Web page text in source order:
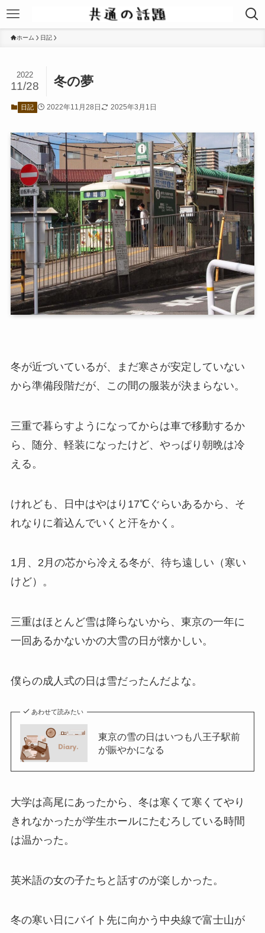
ホーム 日記
冬の夢
2022
11/28
日記 2022年11月28日 2025年3月1日
冬が近づいているが、まだ寒さが安定していない
から準備段階だが、この間の服装が決まらない。
三重で暮らすようになってからは車で移動するか
ら、随分、軽装になったけど、やっぱり朝晩は冷
える。
けれども、日中はやはり17℃ぐらいあるから、そ
れなりに着込んでいくと汗をかく。
1月、2月の芯から冷える冬が、待ち遠しい（寒い
けど）。
三重はほとんど雪は降らないから、東京の一年に
一回あるかないかの大雪の日が懐かしい。
僕らの成人式の日は雪だったんだよな。
あわせて読みたい
東京の雪の日はいつも八王子駅前
が賑やかになる
大学は高尾にあったから、冬は寒くて寒くてやり
きれなかったが学生ホールにたむろしている時間
は温かった。
英米語の女の子たちと話すのが楽しかった。
冬の寒い日にバイト先に向かう中央線で富士山が